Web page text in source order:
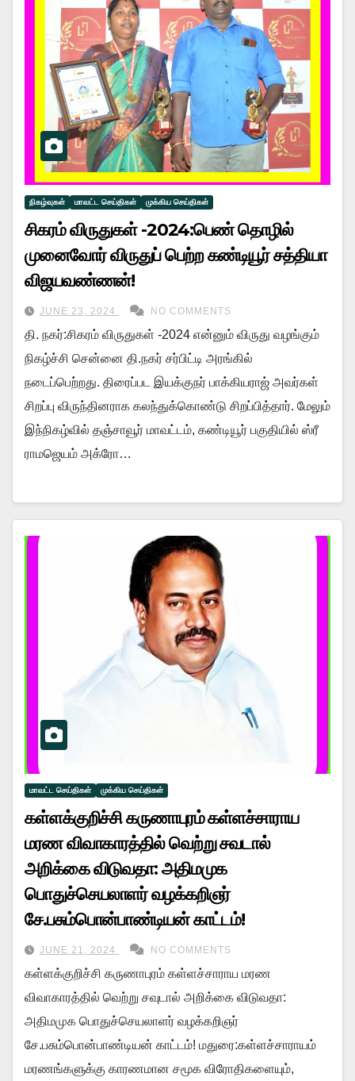
நிகழ்வுகள் மாவட்ட செய்திகள் முக்கிய செய்திகள்
சிகரம் விருதுகள் -2024:பெண் தொழில்
முனைவோர் விருதுப் பெற்ற கண்டியூர் சத்தியா
விஜயவண்ணன்!
JUNE 23, 2024 NO COMMENTS
தி. நகர்:சிகரம் விருதுகள் -2024 என்னும் விருது வழங்கும்
நிகழ்ச்சி சென்னை தி.நகர் சர்பிட்டி அரங்கில்
நடைப்பெற்றது. திரைப்பட இயக்குநர் பாக்கியராஜ் அவர்கள்
சிறப்பு விருந்தினராக கலந்துக்கொண்டு சிறப்பித்தார். மேலும்
இந்நிகழ்வில் தஞ்சாவூர் மாவட்டம், கண்டியூர் பகுதியில் ஸ்ரீ
ராமஜெயம் அக்ரோ…
மாவட்ட செய்திகள் முக்கிய செய்திகள்
கள்ளக்குறிச்சி கருணாபுரம் கள்ளச்சாராய
மரண விவாகாரத்தில் வெற்று சவடால்
அறிக்கை விடுவதா: அதிமமுக
பொதுச்செயலாளர் வழக்கறிஞர்
சே.பசும்பொன்பாண்டியன் காட்டம்!
JUNE 21, 2024 NO COMMENTS
கள்ளக்குறிச்சி கருணாபுரம் கள்ளச்சாராய மரண
விவாகாரத்தில் வெற்று சவுடால் அறிக்கை விடுவதா:
அதிமமுக பொதுச்செயலாளர் வழக்கறிஞர்
சே.பசும்பொன்பாண்டியன் காட்டம்! மதுரை:கள்ளச்சாராயம்
மரணங்களுக்கு காரணமான சமூக விரோதிகளையும்,